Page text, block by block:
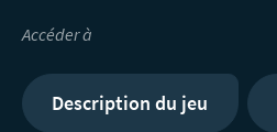
Accéder à
Description du jeu